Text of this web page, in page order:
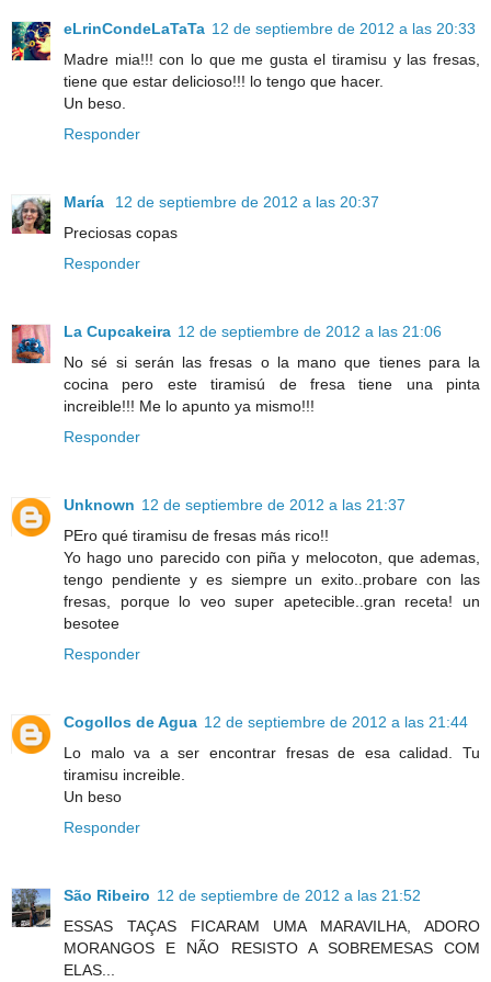
eLrinCondeLaTaTa 12 de septiembre de 2012 a las 20:33
Madre mia!!! con lo que me gusta el tiramisu y las fresas,
tiene que estar delicioso!!! lo tengo que hacer.
Un beso.
Responder
María
12 de septiembre de 2012 a las 20:37
Preciosas copas
Responder
La Cupcakeira 12 de septiembre de 2012 a las 21:06
No sé si serán las fresas o la mano que tienes para la
cocina pero este tiramisú de fresa tiene una pinta
increible!!! Me lo apunto ya mismo!!!
Responder
Unknown 12 de septiembre de 2012 a las 21:37
PEro qué tiramisu de fresas más rico!!
Yo hago uno parecido con piña y melocoton, que ademas,
tengo pendiente y es siempre un exito..probare con las
fresas, porque lo veo super apetecible..gran receta! un
besotee
Responder
Cogollos de Agua 12 de septiembre de 2012 a las 21:44
Lo malo va a ser encontrar fresas de esa calidad. Tu
tiramisu increible.
Un beso
Responder
São Ribeiro 12 de septiembre de 2012 a las 21:52
ESSAS TAÇAS FICARAM UMA MARAVILHA, ADORO
MORANGOS E NÃO RESISTO A SOBREMESAS COM
ELAS...